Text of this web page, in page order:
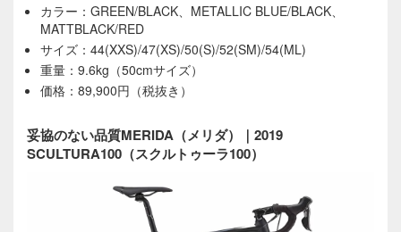
カラー：GREEN/BLACK、METALLIC BLUE/BLACK、
MATTBLACK/RED
サイズ：44(XXS)/47(XS)/50(S)/52(SM)/54(ML)
重量：9.6kg（50cmサイズ）
価格：89,900円（税抜き）
妥協のない品質MERIDA（メリダ）｜2019
SCULTURA100（スクルトゥーラ100）